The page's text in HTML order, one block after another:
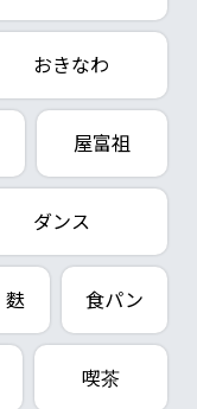
おきなわ
屋富祖
ダンス
麩 食パン
喫茶